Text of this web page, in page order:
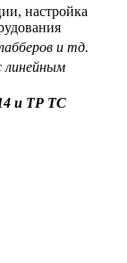
настройка
и тд.
и ТР ТС